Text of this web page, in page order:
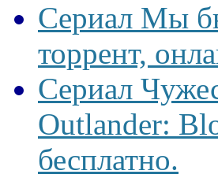
Сериал Мы
торрент,
Сериал
Outlander:
бесплатно.